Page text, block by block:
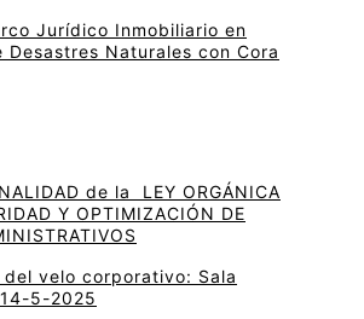
Jurídico Inmobiliario en
Desastres Naturales con Cora
de la LEY ORGÁNICA
Y OPTIMIZACIÓN DE
velo corporativo: Sala
5-2025